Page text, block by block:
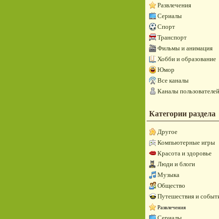
Развлечения
Сериалы
Спорт
Транспорт
Фильмы и анимация
Хобби и образование
Юмор
Все каналы
Каналы пользователей
Категории раздела
Другое
Компьютерные игры
Красота и здоровье
Люди и блоги
Музыка
Общество
Путешествия и
Развлечения